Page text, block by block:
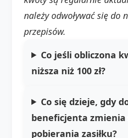
należy odwoływać się do
przepisów.
Co jeśli obliczona
niższa niż 100 zł?
Co się dzieje, gdy
beneficjenta
pobierania zasiłku?